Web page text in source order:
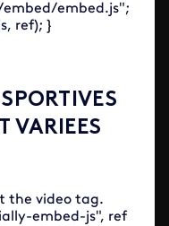
embed.js";
ref); }
VARIEES
the video tag.
embed-js", ref